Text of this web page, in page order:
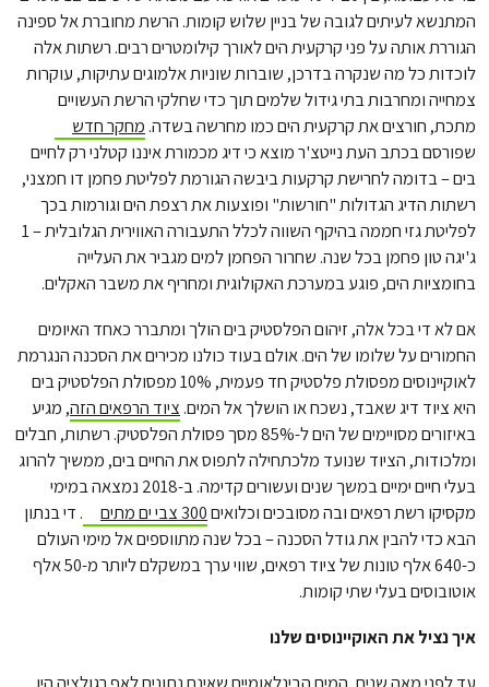
המתנשא לעיתים לגובה של בניין שלוש קומות. הרשת מחוברת אל ספינה
הגוררת אותה על פני קרקעית הים לאורך קילומטרים רבים. רשתות אלה
לוכדות כל מה שנקרה בדרכן, שוברות שוניות אלמוגים עתיקות, עוקרות
צמחייה ומחרבות בתי גידול שלמים תוך כדי שחלקי הרשת העשויים
מתכת, חורצים את קרקעית הים כמו מחרשה בשדה. מחקר חדש
שפורסם בכתב העת נייטצ'ר מוצא כי דיג מכמורת איננו קטלני רק לחיים
בים – בדומה לחרישת קרקעות ביבשה הגורמת לפליטת פחמן דו חמצני,
רשתות הדיג הגדולות "חורשות" ופוצעות את רצפת הים וגורמות בכך
לפליטת גזי חממה בהיקף השווה לכלל התעבורה האווירית הגלובלית – 1
ג'יגה טון פחמן בכל שנה. שחרור הפחמן למים מגביר את העלייה
בחומציות הים, פוגע במערכת האקולוגית ומחריף את משבר האקלים.
אם לא די בכל אלה, זיהום הפלסטיק בים הולך ומתברר כאחד האיומים
החמורים על שלומו של הים. אולם בעוד כולנו מכירים את הסכנה הנגרמת
לאוקיינוסים מפסולת פלסטיק חד פעמית, 10% מפסולת הפלסטיק בים
היא ציוד דיג שאבד, נשכח או הושלך אל המים. ציוד הרפאים הזה, מגיע
באיזורים מסויימים של הים ל-85% מסך פסולת הפלסטיק. רשתות, חבלים
ומלכודות, הציוד שנועד מלכתחילה לתפוס את החיים בים, ממשיך להרוג
בעלי חיים ימיים במשך שנים ועשורים קדימה. ב-2018 נמצאה במימי
מקסיקו רשת רפאים ובה מסובכים וכלואים300 צבי ים מתים
. די בנתון
הבא כדי להבין את גודל הסכנה – בכל שנה מתווספים אל מימי העולם
כ-640 אלף טונות של ציוד רפאים, שווי ערך במשקלם ליותר מ-50 אלף
אוטובוסים בעלי שתי קומות.
איך נציל את האוקיינוסים שלנו